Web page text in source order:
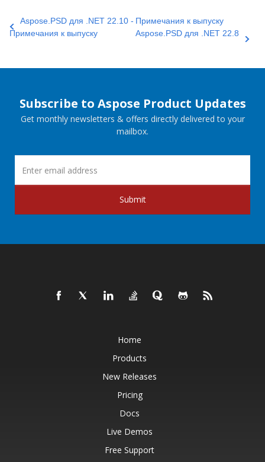
Aspose.PSD для .NET 22.10 -
Примечания к выпуску
Примечания к выпуску
Aspose.PSD для .NET 22.8
Subscribe to Aspose Product Updates
Get monthly newsletters & offers directly delivered to your
mailbox.
Submit
Home
Products
New Releases
Pricing
Docs
Live Demos
Free Support